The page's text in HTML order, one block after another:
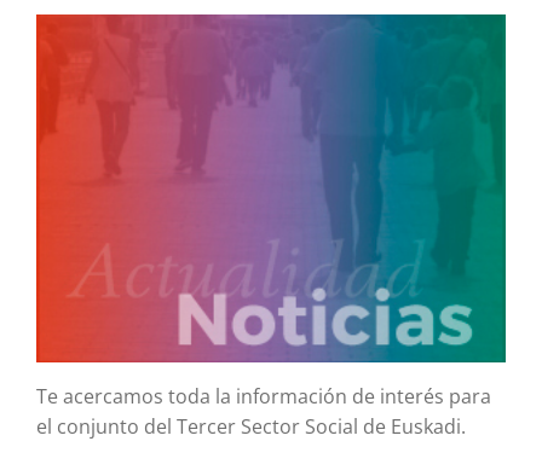
Te acercamos toda la información de interés para
el conjunto del Tercer Sector Social de Euskadi.